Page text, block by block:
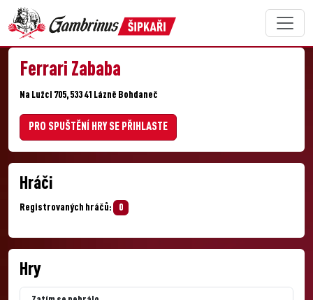
Ferrari Zababa
Na Lužci 705, 533 41 Lázně Bohdaneč
PRO SPUŠTĚNÍ HRY SE PŘIHLASTE
Hráči
Registrovaných hráčů: 0
Hry